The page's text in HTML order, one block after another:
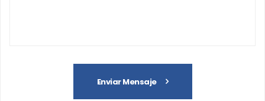
Enviar Mensaje